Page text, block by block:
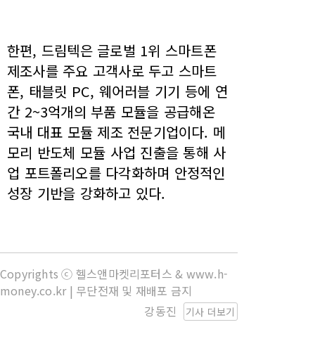
한편, 드림텍은 글로벌 1위 스마트폰
제조사를 주요 고객사로 두고 스마트
폰, 태블릿 PC, 웨어러블 기기 등에 연
간 2~3억개의 부품 모듈을 공급해온
국내 대표 모듈 제조 전문기업이다. 메
모리 반도체 모듈 사업 진출을 통해 사
업 포트폴리오를 다각화하며 안정적인
성장 기반을 강화하고 있다.
Copyrights ⓒ 헬스앤마켓리포터스 & www.h-
money.co.kr | 무단전재 및 재배포 금지
기사 더보기
강동진